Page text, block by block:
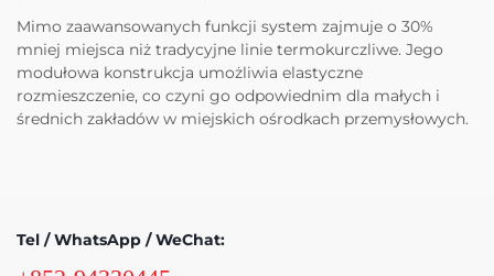
Mimo zaawansowanych funkcji system zajmuje o 30%
mniej miejsca niż tradycyjne linie termokurczliwe. Jego
modułowa konstrukcja umożliwia elastyczne
rozmieszczenie, co czyni go odpowiednim dla małych i
średnich zakładów w miejskich ośrodkach przemysłowych.
Tel / WhatsApp / WeChat: